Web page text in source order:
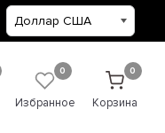
0
Избранное
0
Корзина